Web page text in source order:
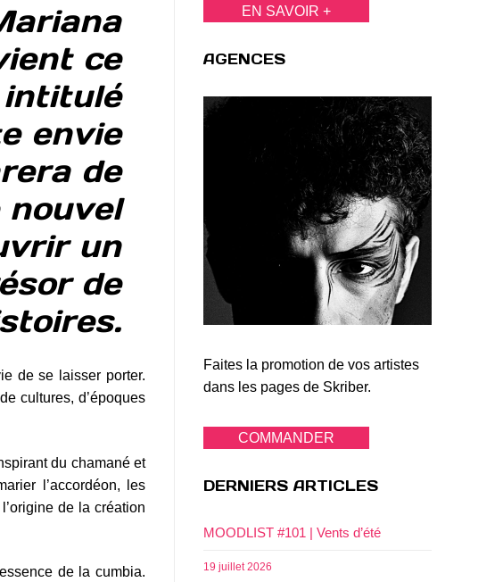
ce
intitulé
envie
de
nouvel
un
de
de se laisser porter.
cultures, d’époques
du chamané et
l’accordéon, les
de la création
de la cumbia.
EN SAVOIR +
AGENCES
Faites la promotion de vos artistes
dans les pages de Skriber.
COMMANDER
DERNIERS ARTICLES
MOODLIST #101 | Vents d’été
19 juillet 2026